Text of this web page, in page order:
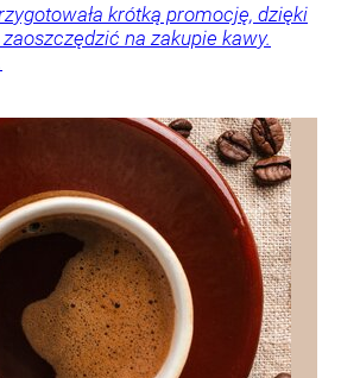
krótką promocję, dzięki
na zakupie kawy.